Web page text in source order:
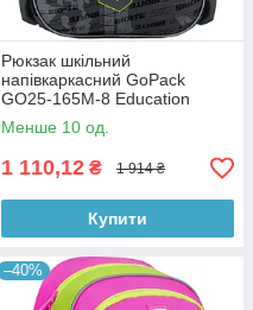
Рюкзак шкільний
напівкаркасний GoPack
GO25-165M-8 Education
Skate
Менше 10 од.
1 110,12 ₴ 1 914 ₴
Купити
–40%